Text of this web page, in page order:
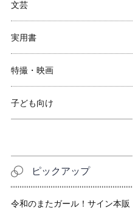
文芸
実用書
特撮・映画
子ども向け
ピックアップ
令和のまたガール！サイン本販